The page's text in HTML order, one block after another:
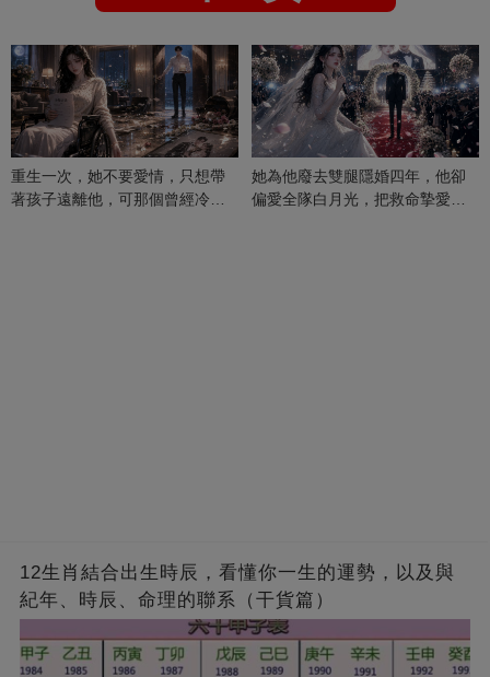
重生一次，她不要愛情，只想帶
著孩子遠離他，可那個曾經冷漠
她為他廢去雙腿隱婚四年，他卻
偏愛全隊白月光，把救命摯愛當
12生肖結合出生時辰，看懂你一生的運勢，以及與
紀年、時辰、命理的聯系（干貨篇）